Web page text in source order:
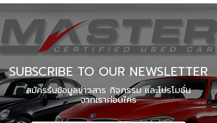
Master Certified Used Car ราชพฤษ์
Master Certified Used Car อุบลราชธานี
Master Certified Used Car ภูเก็ต
Master Certified Used Car หาดใหญ่
Summit Honda Used Car พัฒนาการ
Summit Honda Used Car บางนา กม. 4.5
MINI NEXT USED CAR เอกมัย
X PENG USED CAR
SUBSCRIBE TO OUR NEWSLETTER
สมัครรับข้อมูลข่าวสาร กิจกรรม และโปรโมชั่น
จากเราก่อนใคร